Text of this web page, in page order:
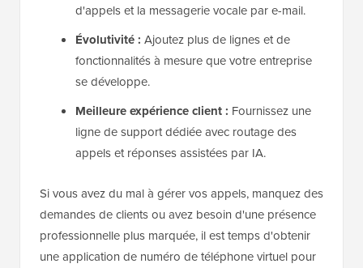
d'appels et la messagerie vocale par e-mail.
Évolutivité : Ajoutez plus de lignes et de
fonctionnalités à mesure que votre entreprise
se développe.
Meilleure expérience client : Fournissez une
ligne de support dédiée avec routage des
appels et réponses assistées par IA.
Si vous avez du mal à gérer vos appels, manquez des
demandes de clients ou avez besoin d'une présence
professionnelle plus marquée, il est temps d'obtenir
une application de numéro de téléphone virtuel pour